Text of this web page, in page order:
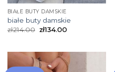
BIAŁE BUTY DAMSKIE
białe buty damskie
zł214.00 zł134.00